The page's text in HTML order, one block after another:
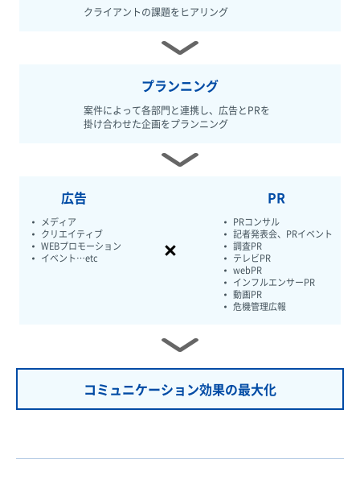
クライアントの課題をヒアリング
プランニング
案件によって各部門と連携し、広告とPRを
掛け合わせた企画をプランニング
広告
メディア
クリエイティブ
WEBプロモーション
イベント…etc
PR
PRコンサル
記者発表会、PRイベント
調査PR
テレビPR
webPR
インフルエンサーPR
動画PR
危機管理広報
コミュニケーション効果の最大化